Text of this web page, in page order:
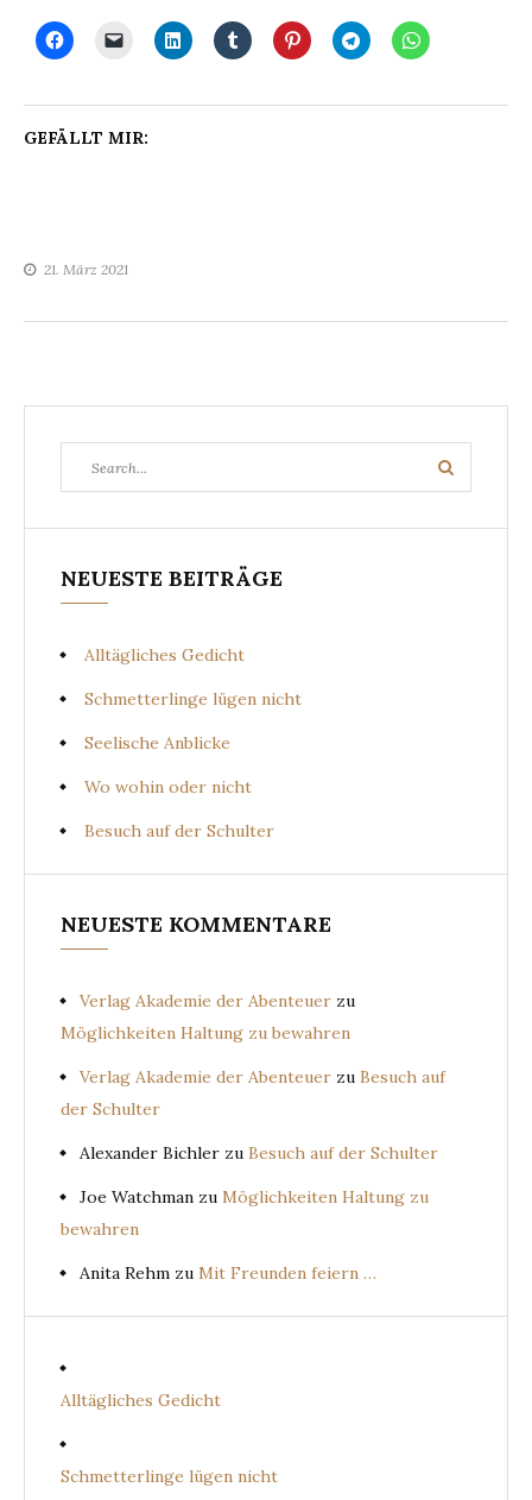
GEFÄLLT MIR:
21. März 2021
for:
Search
NEUESTE BEITRÄGE
Alltägliches Gedicht
Schmetterlinge lügen nicht
Seelische Anblicke
Wo wohin oder nicht
Besuch auf der Schulter
NEUESTE KOMMENTARE
Verlag Akademie der Abenteuer zu
Möglichkeiten Haltung zu bewahren
Verlag Akademie der Abenteuer zu Besuch auf
der Schulter
Alexander Bichler zu Besuch auf der Schulter
Joe Watchman zu Möglichkeiten Haltung zu
bewahren
Anita Rehm zu Mit Freunden feiern …
Alltägliches Gedicht
Schmetterlinge lügen nicht